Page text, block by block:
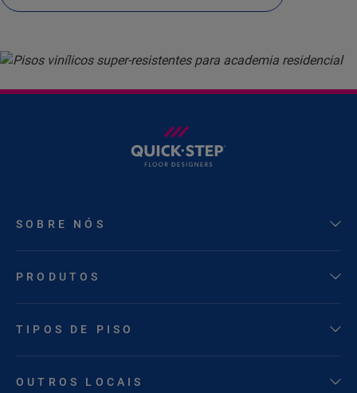
SOBRE NÓS
PRODUTOS
TIPOS DE PISO
OUTROS LOCAIS